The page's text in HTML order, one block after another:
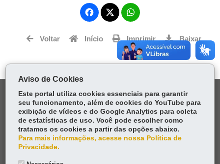
Fa
ce
bo
itt
er
ts
Ap
p
Voltar Início Imprimir Baixar
MAPA DO SITE
DENUNCIE CORRUPÇÃO
OUVIDORIA
TRANSPARÊNCIA INSTITUCIONAL
Aviso de Cookies
Este portal utiliza cookies essenciais para garantir
seu funcionamento, além de cookies do YouTube para
exibição de vídeos e do Google Analytics para coleta
de estatísticas de uso. Você pode escolher como
tratamos os cookies a partir das opções abaixo.
Para mais informações, acesse nossa Política de
Privacidade.